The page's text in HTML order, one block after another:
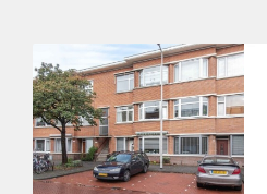
Huurtoeslag
Niet mogelijk
Inkomen eis
2,5 X Maandhuur Bruto
Huurtermijn
Onbepaalde termijn